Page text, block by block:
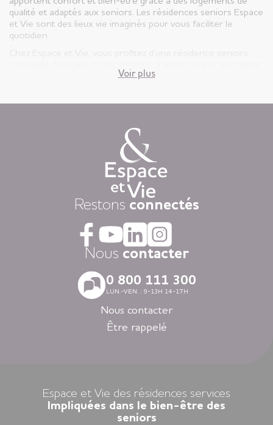
qualité et adaptés aux seniors. Les résidences seniors Espace
et Vie sont des lieux vie imaginés pour vous faciliter le
quotidien.
vie privatif et vous êtes libre d’y vivre selon votre rythme et
Chaque jour, nous mettons à disposition des animations
variées auxquelles, vous restez libre d’y participer, une
restauration « fait-maison », et une aide à la personne
attentionnée, réalisée par des équipes de professionnels
Dans nos résidences pour personnes âgées vous vivez dans
la tranquillité grâce au dispositif d’appel d’urgence et la
coordination médicale inclues. Faites le choix du confort
avec la restauration, la blanchisserie, l’espace coiffure-beauté
ou l’espace forme et détente à votre disposition dans vos
espaces communs.
Avec nos logements modernes et spécialement adaptés aux
personnes âgées vous vivez en toute autonomie dans des
villes agréables et des environnements soigneusement
sélectionnés en Nouvelle-Aquitaine, en Auvergne-Rhône-
Alpes, en Ile-de-France, en Bretagne et dans les Pays de la
Voir plus
Restons connectés
Nous contacter
0 800 111 300
LUN.-VEN. : 9-13H 14-17H
Nous contacter
Être rappelé
Espace et Vie des résidences services
Impliquées dans le bien-être des
seniors